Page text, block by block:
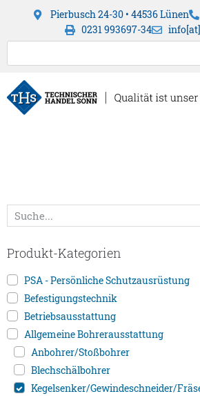
Pierbusch 24-30 • 44536 Lünen
0231 993697-34
Produkt-Kategorien
PSA - Persönliche Schutzausrüstung
Befestigungstechnik
Betriebsausstattung
Allgemeine Bohrerausstattung
Anbohrer/Stoßbohrer
Blechschälbohrer
Kegelsenker/Gewindeschneider/